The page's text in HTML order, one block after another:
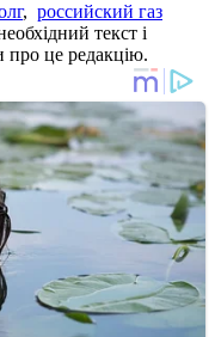
, российский газ
текст і
про це редакцію.